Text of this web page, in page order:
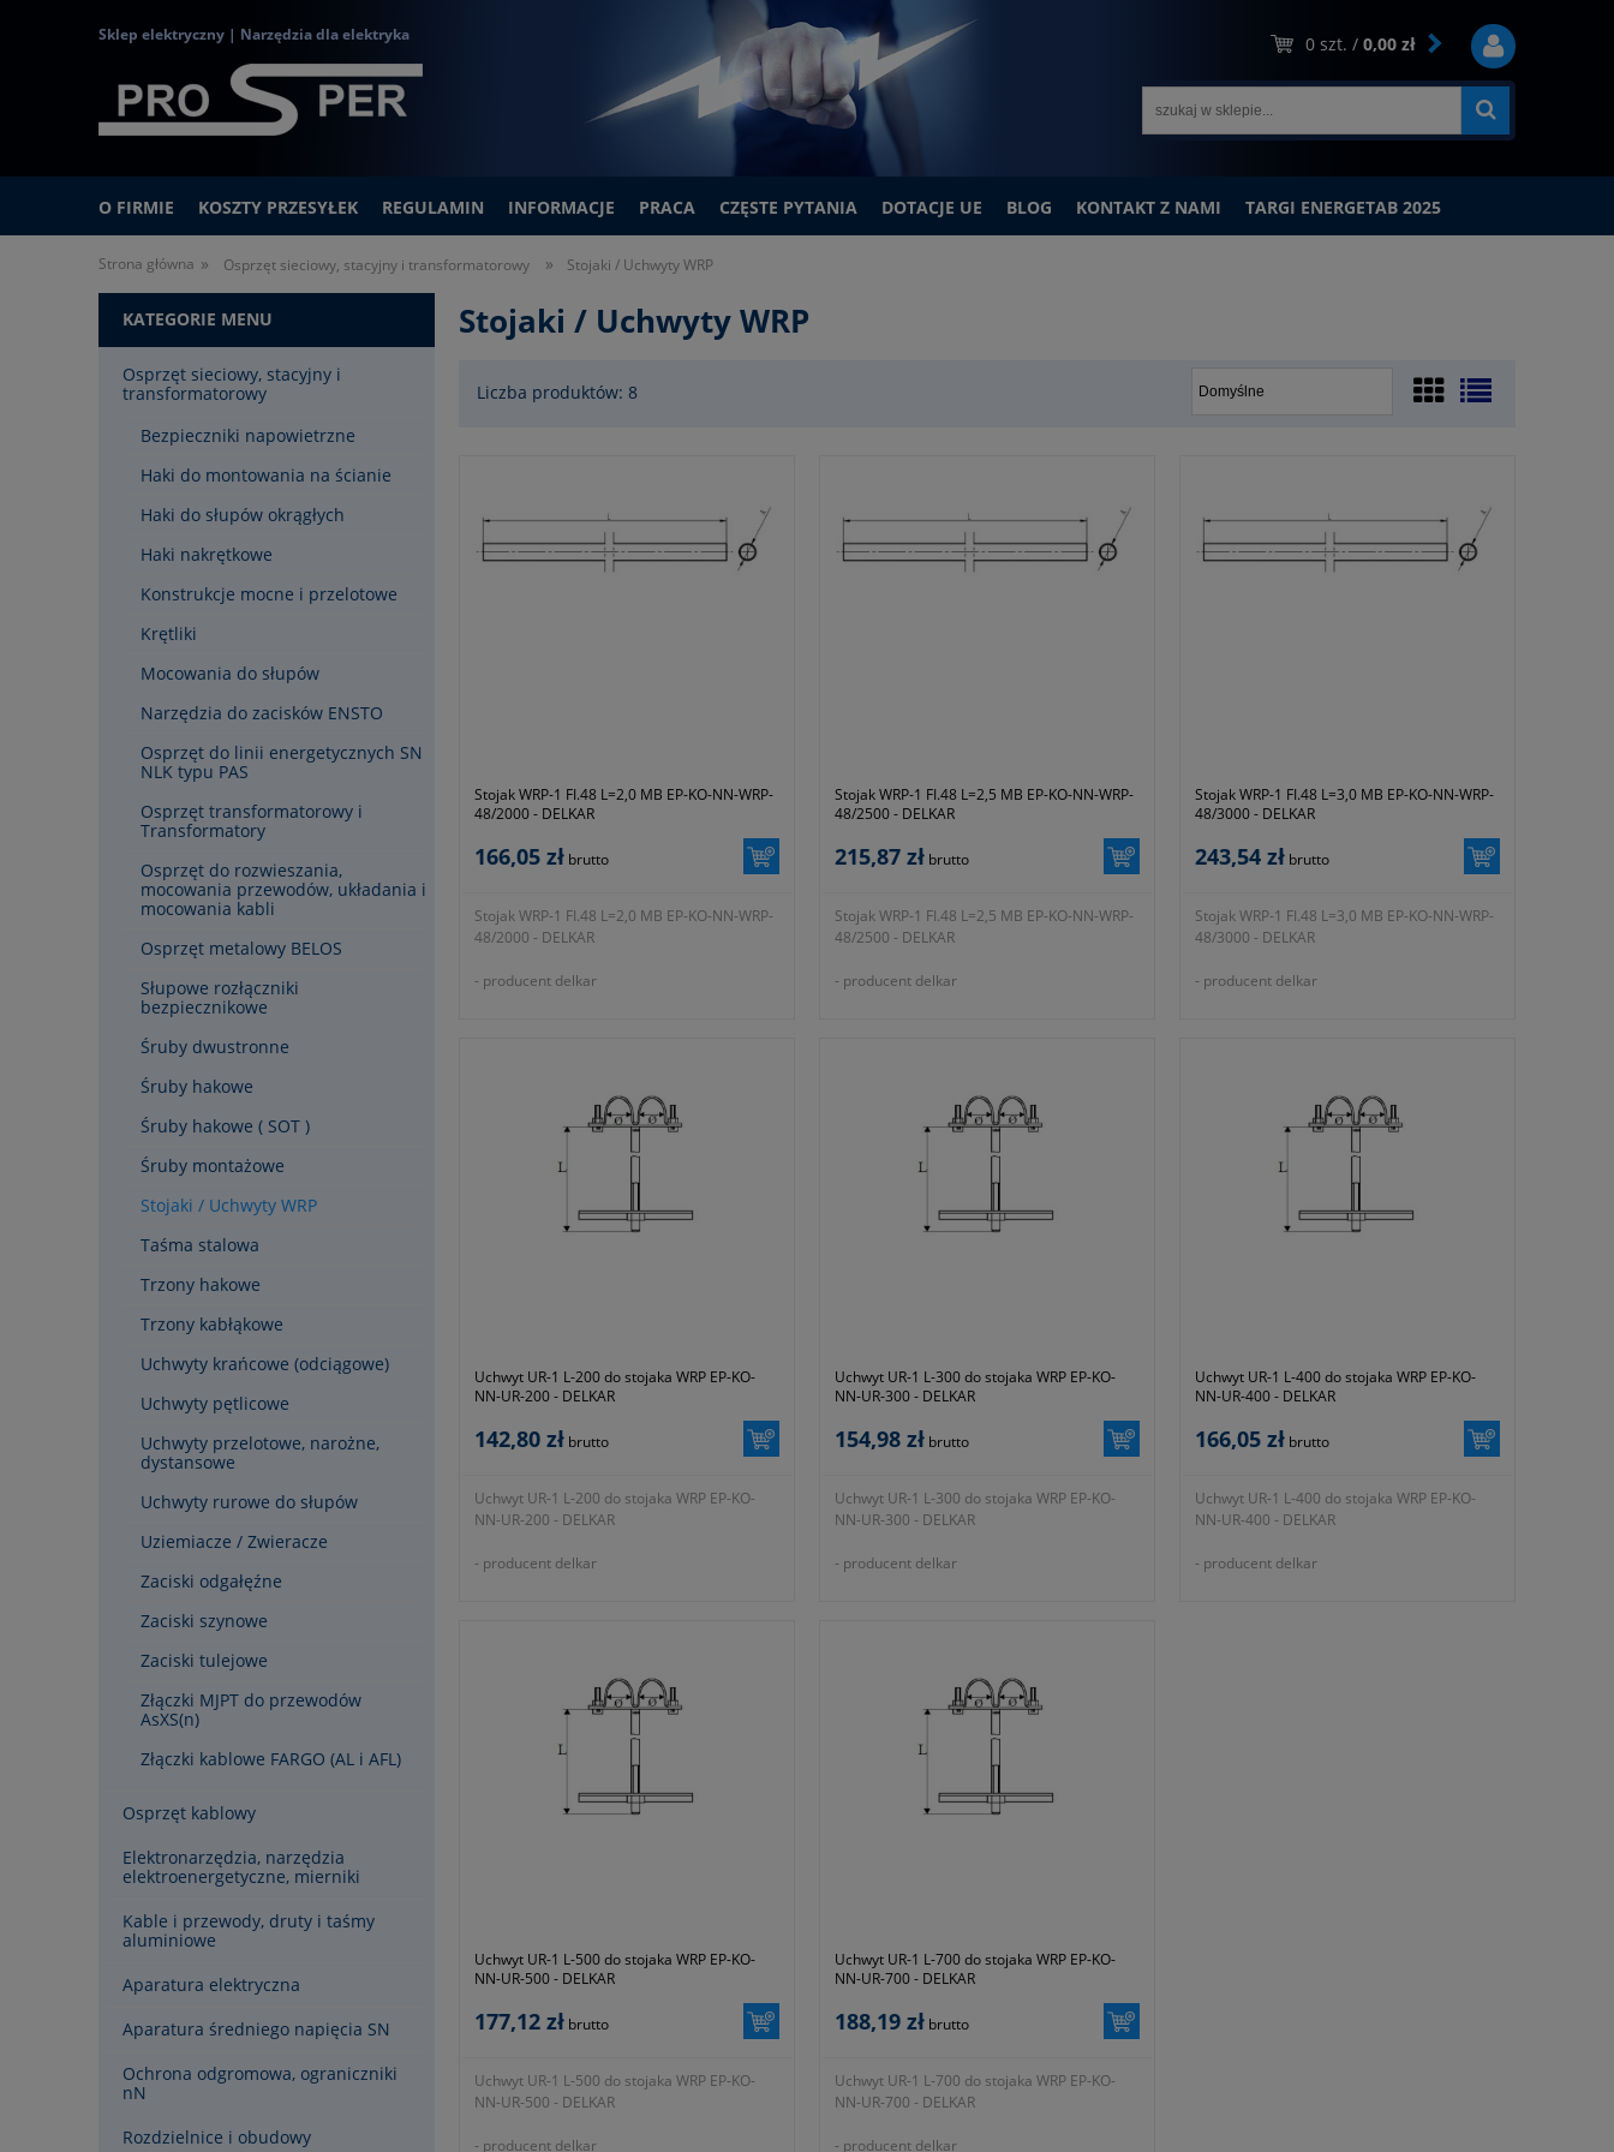
Sklep elektryczny | Narzędzia dla elektryka 0 szt. / 0,00 zł
O FIRMIE KOSZTY PRZESYŁEK REGULAMIN INFORMACJE PRACA CZĘSTE PYTANIA DOTACJE UE BLOG KONTAKT Z NAMI TARGI ENERGETAB 2025
Strona główna » Osprzęt sieciowy, stacyjny i transformatorowy » Stojaki / Uchwyty WRP
KATEGORIE MENU
Osprzęt sieciowy, stacyjny i
transformatorowy
Bezpieczniki napowietrzne
Haki do montowania na ścianie
Haki do słupów okrągłych
Haki nakrętkowe
Konstrukcje mocne i przelotowe
Krętliki
Mocowania do słupów
Narzędzia do zacisków ENSTO
Osprzęt do linii energetycznych SN
NLK typu PAS
Osprzęt transformatorowy i
Transformatory
Osprzęt do rozwieszania,
mocowania przewodów, układania i
mocowania kabli
Osprzęt metalowy BELOS
Słupowe rozłączniki
bezpiecznikowe
Śruby dwustronne
Śruby hakowe
Śruby hakowe ( SOT )
Śruby montażowe
Stojaki / Uchwyty WRP
Taśma stalowa
Trzony hakowe
Trzony kabłąkowe
Uchwyty krańcowe (odciągowe)
Uchwyty pętlicowe
Uchwyty przelotowe, narożne,
dystansowe
Uchwyty rurowe do słupów
Uziemiacze / Zwieracze
Zaciski odgałęźne
Zaciski szynowe
Zaciski tulejowe
Złączki MJPT do przewodów
AsXS(n)
Złączki kablowe FARGO (AL i AFL)
Osprzęt kablowy
Elektronarzędzia, narzędzia
elektroenergetyczne, mierniki
Kable i przewody, druty i taśmy
aluminiowe
Aparatura elektryczna
Aparatura średniego napięcia SN
Ochrona odgromowa, ograniczniki
nN
Rozdzielnice i obudowy
Stojaki / Uchwyty WRP
Liczba produktów: 8
Stojak WRP-1 FI.48 L=2,0 MB EP-KO-NN-WRP-
48/2000 - DELKAR
166,05 zł brutto
Stojak WRP-1 FI.48 L=2,0 MB EP-KO-NN-WRP-
48/2000 - DELKAR
- producent delkar
Stojak WRP-1 FI.48 L=2,5 MB EP-KO-NN-WRP-
48/2500 - DELKAR
215,87 zł brutto
Stojak WRP-1 FI.48 L=2,5 MB EP-KO-NN-WRP-
48/2500 - DELKAR
- producent delkar
Stojak WRP-1 FI.48 L=3,0 MB EP-KO-NN-WRP-
48/3000 - DELKAR
243,54 zł brutto
Stojak WRP-1 FI.48 L=3,0 MB EP-KO-NN-WRP-
48/3000 - DELKAR
- producent delkar
Uchwyt UR-1 L-200 do stojaka WRP EP-KO-
NN-UR-200 - DELKAR
142,80 zł brutto
Uchwyt UR-1 L-200 do stojaka WRP EP-KO-
NN-UR-200 - DELKAR
- producent delkar
Uchwyt UR-1 L-300 do stojaka WRP EP-KO-
NN-UR-300 - DELKAR
154,98 zł brutto
Uchwyt UR-1 L-300 do stojaka WRP EP-KO-
NN-UR-300 - DELKAR
- producent delkar
Uchwyt UR-1 L-400 do stojaka WRP EP-KO-
NN-UR-400 - DELKAR
166,05 zł brutto
Uchwyt UR-1 L-400 do stojaka WRP EP-KO-
NN-UR-400 - DELKAR
- producent delkar
Uchwyt UR-1 L-500 do stojaka WRP EP-KO-
NN-UR-500 - DELKAR
177,12 zł brutto
Uchwyt UR-1 L-500 do stojaka WRP EP-KO-
NN-UR-500 - DELKAR
- producent delkar
Uchwyt UR-1 L-700 do stojaka WRP EP-KO-
NN-UR-700 - DELKAR
188,19 zł brutto
Uchwyt UR-1 L-700 do stojaka WRP EP-KO-
NN-UR-700 - DELKAR
- producent delkar